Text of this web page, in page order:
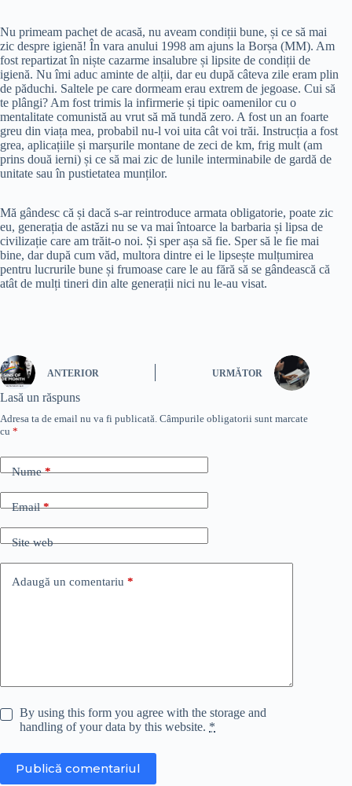
Nu primeam pachet de acasă, nu aveam condiții bune, și ce să mai
zic despre igienă! În vara anului 1998 am ajuns la Borșa (MM). Am
fost repartizat în niște cazarme insalubre și lipsite de condiții de
igienă. Nu îmi aduc aminte de alții, dar eu după câteva zile eram plin
de păduchi. Saltele pe care dormeam erau extrem de jegoase. Cui să
te plângi? Am fost trimis la infirmerie și tipic oamenilor cu o
mentalitate comunistă au vrut să mă tundă zero. A fost un an foarte
greu din viața mea, probabil nu-l voi uita cât voi trăi. Instrucția a fost
grea, aplicațiile și marșurile montane de zeci de km, frig mult (am
prins două ierni) și ce să mai zic de lunile interminabile de gardă de
unitate sau în pustietatea munților.
Mă gândesc că și dacă s-ar reintroduce armata obligatorie, poate zic
eu, generația de astăzi nu se va mai întoarce la barbaria și lipsa de
civilizație care am trăit-o noi. Și sper așa să fie. Sper să le fie mai
bine, dar după cum văd, multora dintre ei le lipsește mulțumirea
pentru lucrurile bune și frumoase care le au fără să se gândească că
atât de mulți tineri din alte generații nici nu le-au visat.
ANTERIOR URMĂTOR
Lasă un răspuns
Adresa ta de email nu va fi publicată. Câmpurile obligatorii sunt marcate
cu *
Nume*
Email*
Site web
Adaugă un comentariu *
By using this form you agree with the storage and
handling of your data by this website. *
Publică comentariul